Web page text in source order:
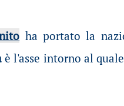
ha portato la
è l'asse intorno al